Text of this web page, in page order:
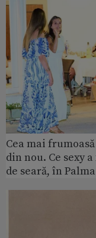
Cea mai
din nou. Ce sexy
de seară, în